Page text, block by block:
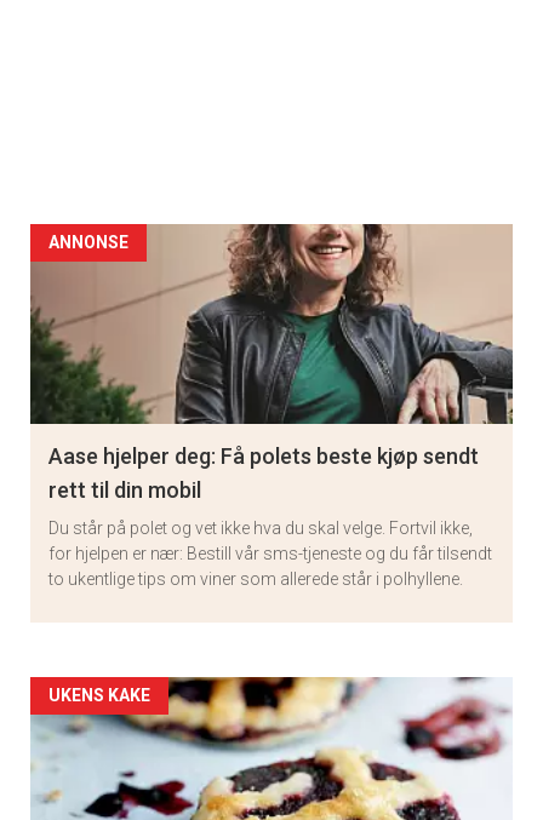
ANNONSE
Aase hjelper deg: Få polets beste kjøp sendt
rett til din mobil
Du står på polet og vet ikke hva du skal velge. Fortvil ikke,
for hjelpen er nær: Bestill vår sms-tjeneste og du får tilsendt
to ukentlige tips om viner som allerede står i polhyllene.
Artikler
detail
-
UKENS KAKE